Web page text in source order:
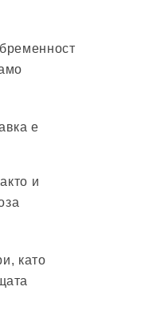
е
и
като